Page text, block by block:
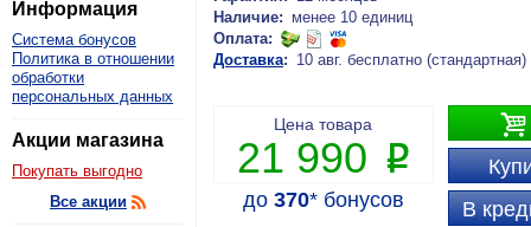
Информация
Система бонусов
Политика в отношении
обработки
персональных данных
Акции магазина
Покупать выгодно
Все акции
Наличие: менее 10 единиц
Оплата:
Доставка: 10 авг. бесплатно (стандартная)

В
Цена товара
21 990 P
до 370*бонусов